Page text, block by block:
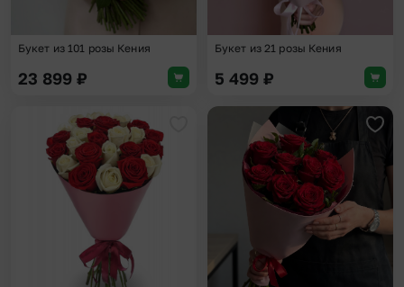
Букет из 101 розы Кения
23 899 ₽
Букет из 21 розы Кения
5 499 ₽
Добавить в избранное